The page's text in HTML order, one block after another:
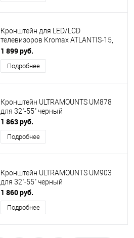
Кронштейн для LED/LCD
телевизоров Kromax ATLANTIS-15,
grey
1 899 руб.
Подробнее
Кронштейн ULTRAMOUNTS UM878
для 32"-55" черный
1 863 руб.
Подробнее
Кронштейн ULTRAMOUNTS UM903
для 32"-55" черный
1 860 руб.
Подробнее